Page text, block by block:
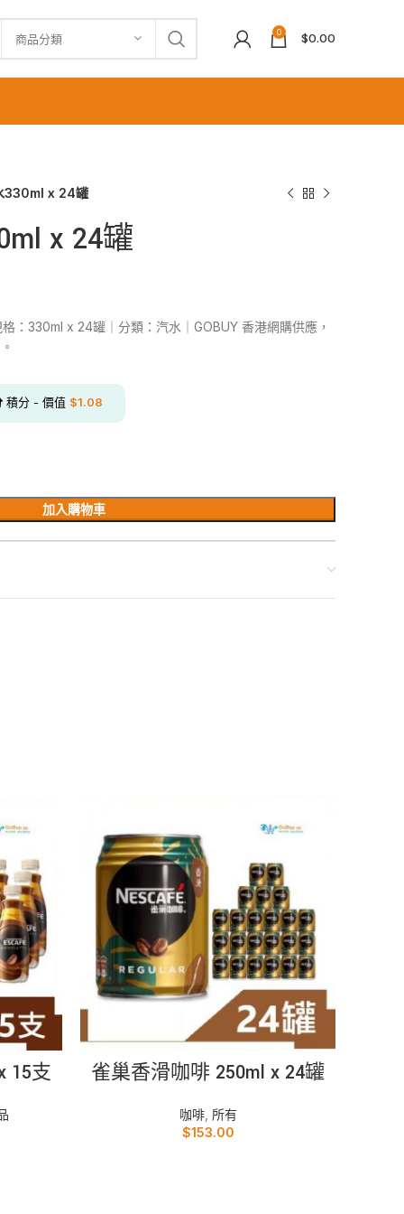
商品分類 0 $0.00
330ml x 24罐
x 24罐
：330ml x 24罐｜分類：汽水｜GOBUY 香港網購供應，
積分 - 價值 $1.08
加入購物車
15支 雀巢香滑咖啡 250ml x 24罐
咖啡, 所有
$153.00